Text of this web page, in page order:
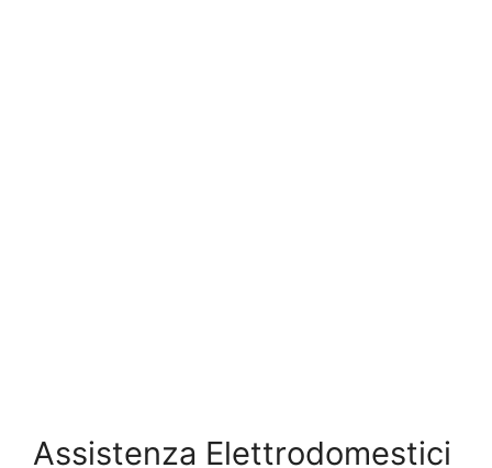
Assistenza Elettrodomestici